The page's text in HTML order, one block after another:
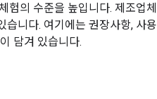
의 수준을 높입니다. 제조업체
니다. 여기에는 권장사항, 사용
담겨 있습니다.